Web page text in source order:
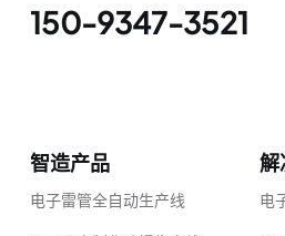
150-9347-3521
智造产品
电子雷管全自动生产线
解
电